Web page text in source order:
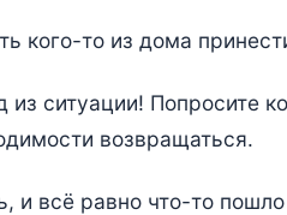
кого-то из дома
из ситуации! Попросите
возвращаться.
и всё равно что-то